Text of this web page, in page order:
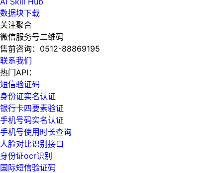
数据块下载
关注聚合
微信服务号二维码
售前咨询： 0512-88869195
联系我们
热门API：
短信验证码
身份证实名认证
银行卡四要素验证
手机号码实名认证
手机号使用时长查询
人脸对比识别接口
身份证ocr识别
国际短信验证码